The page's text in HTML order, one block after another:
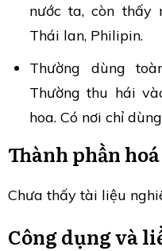
nước ta, còn thấy
Thái lan, Philipin.
Thường dùng
Thường thu hái
hoa. Có nơi chỉ
Thành phần
Chưa thấy tài liệu
Công dụng và